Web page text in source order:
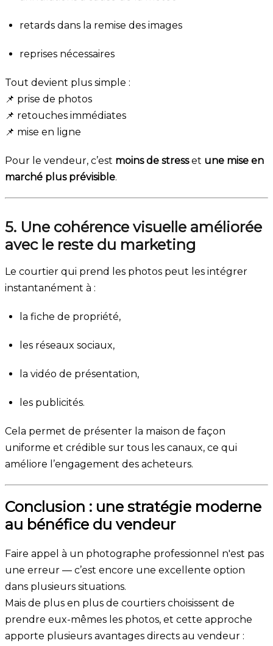
retards dans la remise des images
reprises nécessaires
Tout devient plus simple :
📌 prise de photos
📌 retouches immédiates
📌 mise en ligne
Pour le vendeur, c’est moins de stresset une mise en
marché plus prévisible.
5. Une cohérence visuelle améliorée
avec le reste du marketing
Le courtier qui prend les photos peut les intégrer
instantanément à :
la fiche de propriété,
les réseaux sociaux,
la vidéo de présentation,
les publicités.
Cela permet de présenter la maison de façon
uniforme et crédible sur tous les canaux, ce qui
améliore l’engagement des acheteurs.
Conclusion : une stratégie moderne
au bénéfice du vendeur
Faire appel à un photographe professionnel n'est pas
une erreur — c’est encore une excellente option
dans plusieurs situations.
Mais de plus en plus de courtiers choisissent de
prendre eux-mêmes les photos, et cette approche
apporte plusieurs avantages directs au vendeur :